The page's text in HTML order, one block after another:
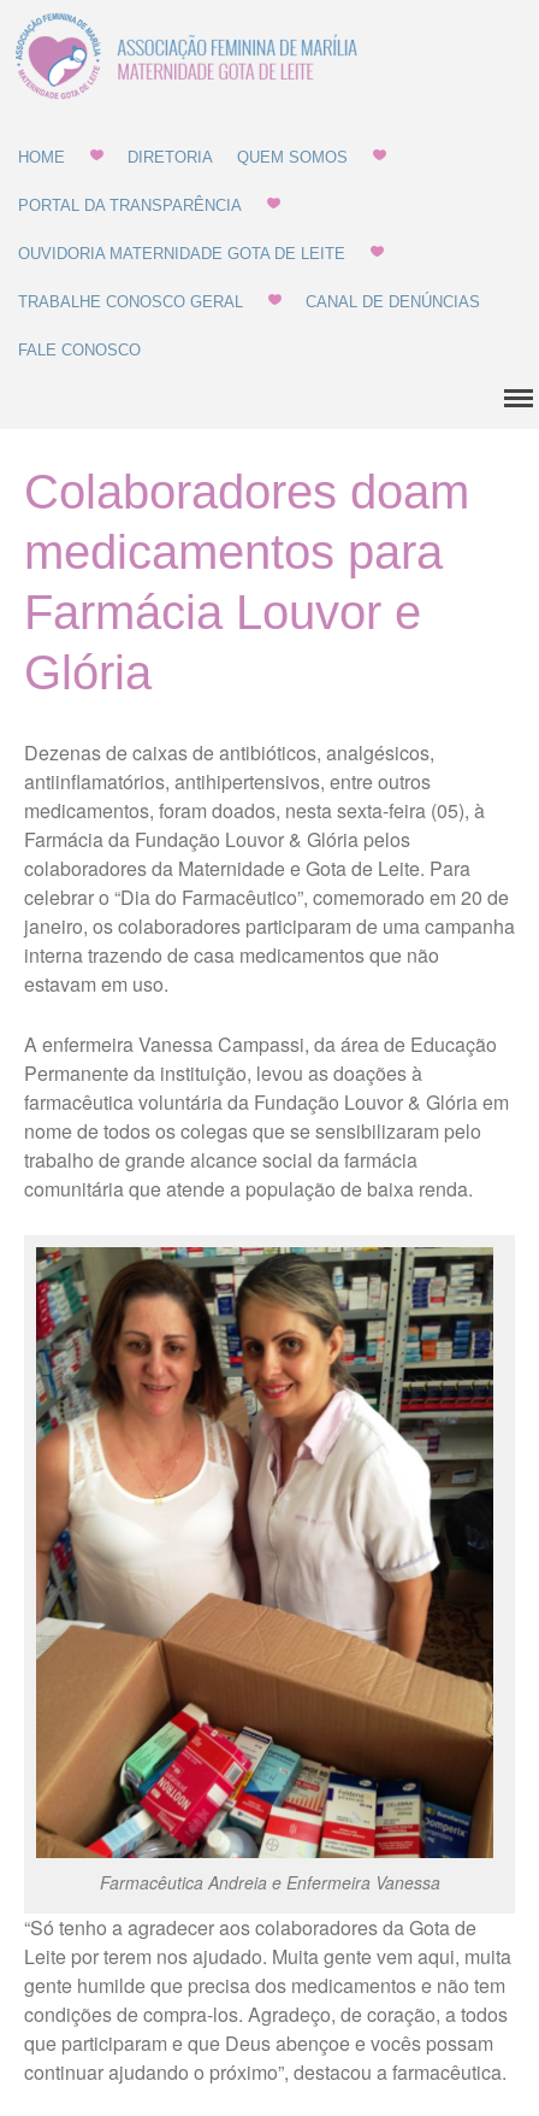
Quem Somos
Dúvidas Comuns
História
Localização
MISSÃO, VISÃO E VALORES
Últimas Notícias
Portal da Transparência
Ouvidoria Maternidade Gota
de Leite
Novos Paulista
Trabalhe Conosco Ibirarema
Trabalhe Conosco Marília – ESF
Trabalhe Conosco Oscar
Bressane
– SP
Trabalhe Conosco Ribeirão do
Sul – SP
Trabalhe Conosco São Pedro
do Turvo – SP
CANAL DE DENÚNCIAS
Fale Conosco
Fale Conosco – Ibirarema
Fale Conosco – Campos Novos
Paulista
Fale Conosco – Marília
Fale Conosco – Oscar
Bressane
HOME DIRETORIA QUEM SOMOS
PORTAL DA TRANSPARÊNCIA
OUVIDORIA MATERNIDADE GOTA DE LEITE
TRABALHE CONOSCO GERAL CANAL DE DENÚNCIAS
FALE CONOSCO
Colaboradores doam
medicamentos para
Farmácia Louvor e
Glória
Dezenas de caixas de antibióticos, analgésicos,
antiinflamatórios, antihipertensivos, entre outros
medicamentos, foram doados, nesta sexta-feira (05), à
Farmácia da Fundação Louvor & Glória pelos
colaboradores da Maternidade e Gota de Leite. Para
celebrar o “Dia do Farmacêutico”, comemorado em 20 de
janeiro, os colaboradores participaram de uma campanha
interna trazendo de casa medicamentos que não
estavam em uso.
A enfermeira Vanessa Campassi, da área de Educação
Permanente da instituição, levou as doações à
farmacêutica voluntária da Fundação Louvor & Glória em
nome de todos os colegas que se sensibilizaram pelo
trabalho de grande alcance social da farmácia
comunitária que atende a população de baixa renda.
Farmacêutica Andreia e Enfermeira Vanessa
“Só tenho a agradecer aos colaboradores da Gota de
Leite por terem nos ajudado. Muita gente vem aqui, muita
gente humilde que precisa dos medicamentos e não tem
condições de compra-los. Agradeço, de coração, a todos
que participaram e que Deus abençoe e vocês possam
continuar ajudando o próximo”, destacou a farmacêutica.